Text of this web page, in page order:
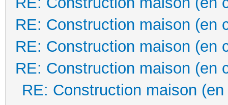
RE: Construction maison (en
RE: Construction maison (en
RE: Construction maison (en
RE: Construction maison